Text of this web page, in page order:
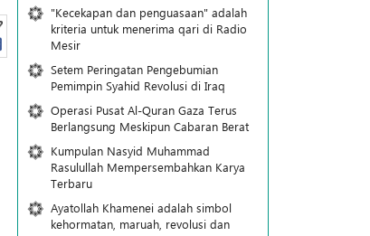
"Kecekapan dan penguasaan" adalah
kriteria untuk menerima qari di Radio
Mesir
Setem Peringatan Pengebumian
Pemimpin Syahid Revolusi di Iraq
Operasi Pusat Al-Quran Gaza Terus
Berlangsung Meskipun Cabaran Berat
Kumpulan Nasyid Muhammad
Rasulullah Mempersembahkan Karya
Terbaru
Ayatollah Khamenei adalah simbol
kehormatan, maruah, revolusi dan